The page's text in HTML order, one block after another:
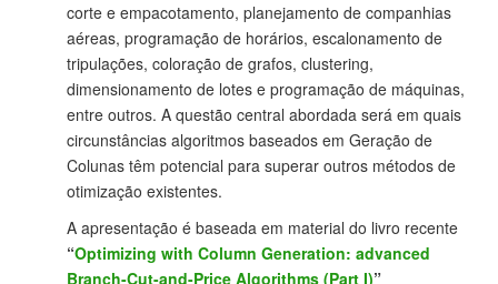
corte e empacotamento, planejamento de companhias
aéreas, programação de horários, escalonamento de
tripulações, coloração de grafos, clustering,
dimensionamento de lotes e programação de máquinas,
entre outros. A questão central abordada será em quais
circunstâncias algoritmos baseados em Geração de
Colunas têm potencial para superar outros métodos de
otimização existentes.
A apresentação é baseada em material do livro recente
“Optimizing with Column Generation: advanced
Branch-Cut-and-Price Algorithms (Part I)”